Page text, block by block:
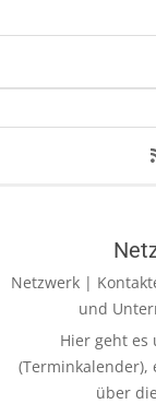
Navigation
Netzwerk |
und
Hier geht es
(Terminkalender),
über